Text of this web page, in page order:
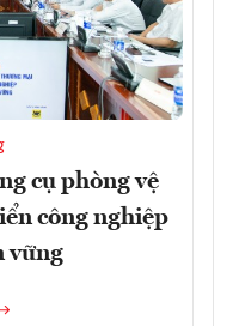
cụ phòng vệ
công nghiệp
vững